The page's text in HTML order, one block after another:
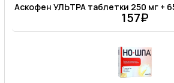
Аскофен УЛЬТРА таблетки 250 мг +
157₽